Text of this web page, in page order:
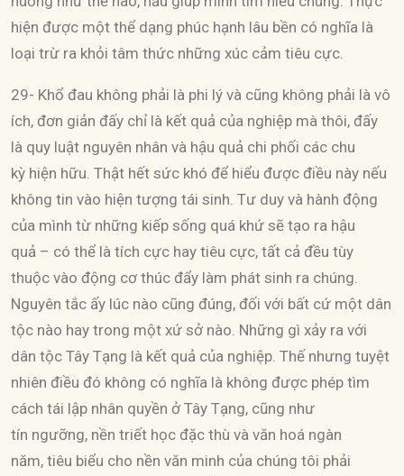
hiện được một thể dạng phúc hạnh lâu bền có nghĩa là
loại trừ ra khỏi tâm thức những xúc cảm tiêu cực.
29- Khổ đau không phải là phi lý và cũng không phải là vô
ích, đơn giản đấy chỉ là kết quả của nghiệp mà thôi, đấy
là quy luật nguyên nhân và hậu quả chi phối các chu
kỳ hiện hữu. Thật hết sức khó để hiểu được điều này nếu
không tin vào hiện tượng tái sinh. Tư duy và hành động
của mình từ những kiếp sống quá khứ sẽ tạo ra hậu
quả – có thể là tích cực hay tiêu cực, tất cả đều tùy
thuộc vào động cơ thúc đẩy làm phát sinh ra chúng.
Nguyên tắc ấy lúc nào cũng đúng, đối với bất cứ một dân
tộc nào hay trong một xứ sở nào. Những gì xảy ra với
dân tộc Tây Tạng là kết quả của nghiệp. Thế nhưng tuyệt
nhiên điều đó không có nghĩa là không được phép tìm
cách tái lập nhân quyền ở Tây Tạng, cũng như
tín ngưỡng, nền triết học đặc thù và văn hoá ngàn
năm, tiêu biểu cho nền văn minh của chúng tôi phải